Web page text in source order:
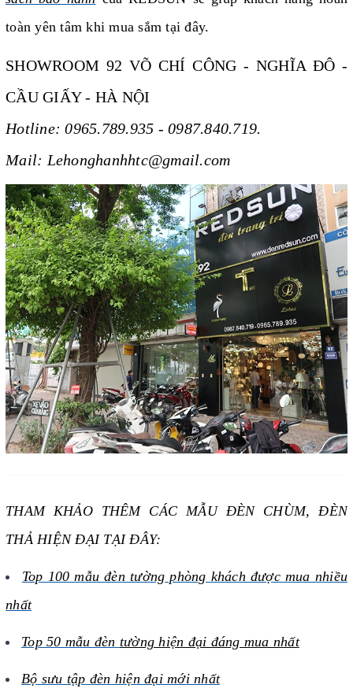
toàn yên tâm khi mua sắm tại đây.
SHOWROOM 92 VÕ CHÍ CÔNG - NGHĨA ĐÔ -
CẦU GIẤY - HÀ NỘI
Hotline: 0965.789.935 - 0987.840.719.
Mail: Lehonghanhhtc@gmail.com
THAM KHẢO THÊM CÁC MẪU ĐÈN CHÙM, ĐÈN
THẢ HIỆN ĐẠI TẠI ĐÂY:
Top 100 mẫu đèn tường phòng khách được mua nhiều
nhất
Top 50 mẫu đèn tường hiện đại đáng mua nhất
Bộ sưu tập đèn hiện đại mới nhất